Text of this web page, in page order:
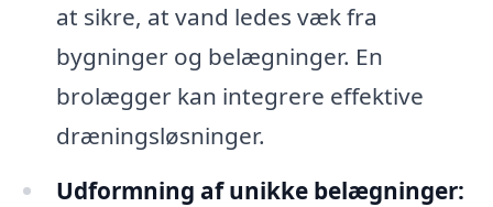
at sikre, at vand ledes væk fra
bygninger og belægninger. En
brolægger kan integrere effektive
dræningsløsninger.
Udformning af unikke belægninger: